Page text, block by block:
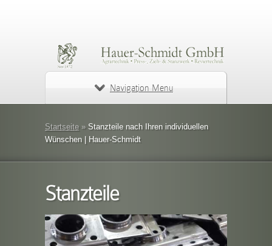
Navigation Menu
Startseite » Stanzteile nach Ihren individuellen
Wünschen | Hauer-Schmidt
Stanzteile